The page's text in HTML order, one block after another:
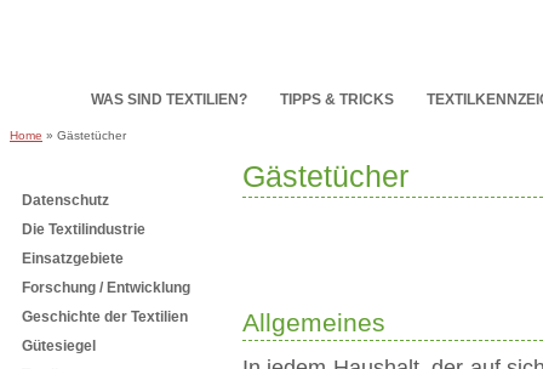
WAS SIND TEXTILIEN? TIPPS & TRICKS
Home » Gästetücher
Datenschutz
Die Textilindustrie
Einsatzgebiete
Forschung / Entwicklung
Geschichte der Textilien
Gütesiegel
Gästetücher
Allgemeines